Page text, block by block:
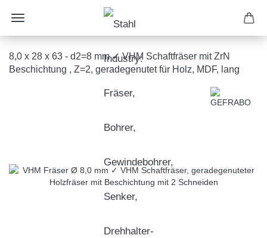
8,0 x 28 x 63 - d2=8 mm ✓ VHM Schaftfräser mit ZrN
Beschichtung , Z=2, geradegenutet für Holz, MDF, lang